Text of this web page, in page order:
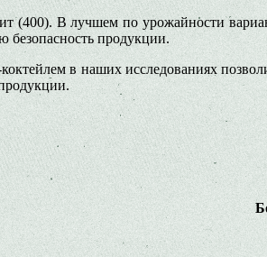
(400). В лучшем по урожайности
безопасность продукции.
в наших исследова­ниях